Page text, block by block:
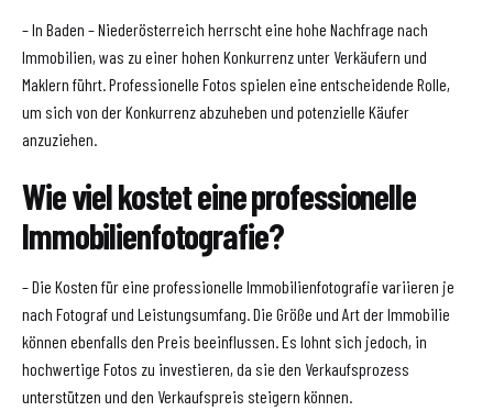
– In Baden – Niederösterreich herrscht eine hohe Nachfrage nach
Immobilien, was zu einer hohen Konkurrenz unter Verkäufern und
Maklern führt. Professionelle Fotos spielen eine entscheidende Rolle,
um sich von der Konkurrenz abzuheben und potenzielle Käufer
anzuziehen.
Wie viel kostet eine professionelle
Immobilienfotografie?
– Die Kosten für eine professionelle Immobilienfotografie variieren je
nach Fotograf und Leistungsumfang. Die Größe und Art der Immobilie
können ebenfalls den Preis beeinflussen. Es lohnt sich jedoch, in
hochwertige Fotos zu investieren, da sie den Verkaufsprozess
unterstützen und den Verkaufspreis steigern können.